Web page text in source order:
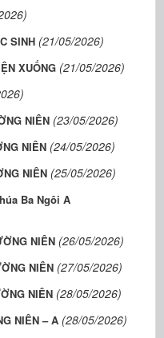
SINH (21/05/2026)
XUỐNG (21/05/2026)
NIÊN (23/05/2026)
NIÊN (24/05/2026)
NIÊN (25/05/2026)
Ba Ngôi A
NIÊN (26/05/2026)
NIÊN (27/05/2026)
NIÊN (28/05/2026)
NIÊN – A (28/05/2026)